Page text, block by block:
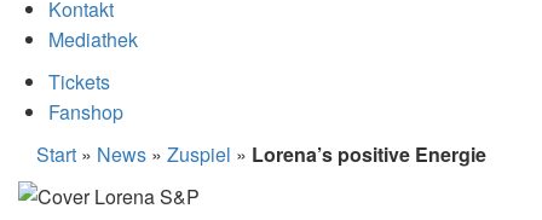
Kontakt
Mediathek
Tickets
Fanshop
Start » News » Zuspiel » Lorena’s positive Energie